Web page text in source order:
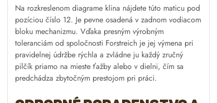
Na rozkreslenom diagrame klina nájdete túto maticu pod
pozíciou číslo 12. Je pevne osadená v zadnom vodiacom
bloku mechanizmu. Vďaka presným výrobným
toleranciám od spoločnosti Forstreich je jej výmena pri
pravidelnej údržbe rýchla a zvládne ju každý zručný
pilčík priamo na mieste ťažby alebo v dielni, čím sa
predchádza zbytočným prestojom pri práci.